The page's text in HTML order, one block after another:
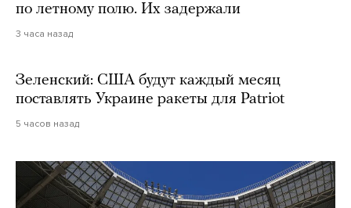
по летному полю. Их задержали
3 часа назад
Зеленский: США будут каждый месяц
поставлять Украине ракеты для Patriot
5 часов назад